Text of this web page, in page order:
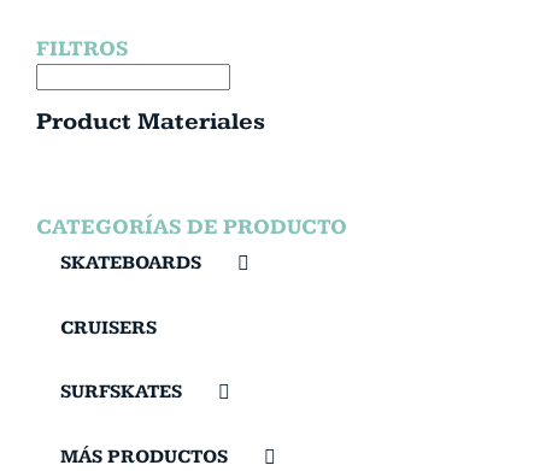
FILTROS
Product Materiales
CATEGORÍAS DE PRODUCTO
SKATEBOARDS
CRUISERS
SURFSKATES
MÁS PRODUCTOS